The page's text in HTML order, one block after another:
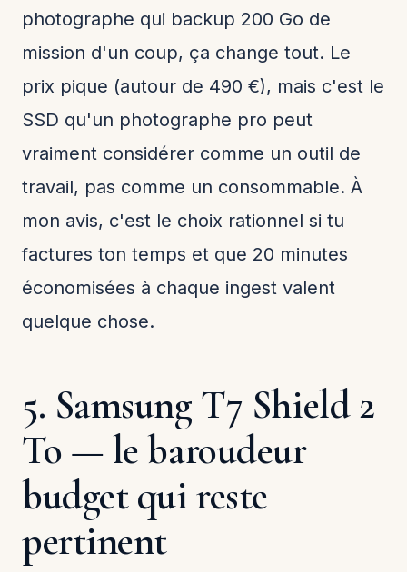
photographe qui backup 200 Go de
mission d'un coup, ça change tout. Le
prix pique (autour de 490 €), mais c'est le
SSD qu'un photographe pro peut
vraiment considérer comme un outil de
travail, pas comme un consommable. À
mon avis, c'est le choix rationnel si tu
factures ton temps et que 20 minutes
économisées à chaque ingest valent
quelque chose.
5. Samsung T7 Shield 2
To — le baroudeur
budget qui reste
pertinent